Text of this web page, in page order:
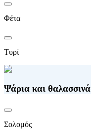
Φέτα
Τυρί
Ψάρια και θαλασσινά
Σολομός